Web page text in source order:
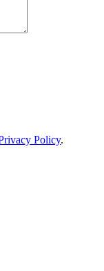
Policy.